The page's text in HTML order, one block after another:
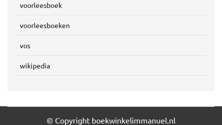
voorleesboek
voorleesboeken
vos
wikipedia
© Copyright boekwinkelimmanuel.nl